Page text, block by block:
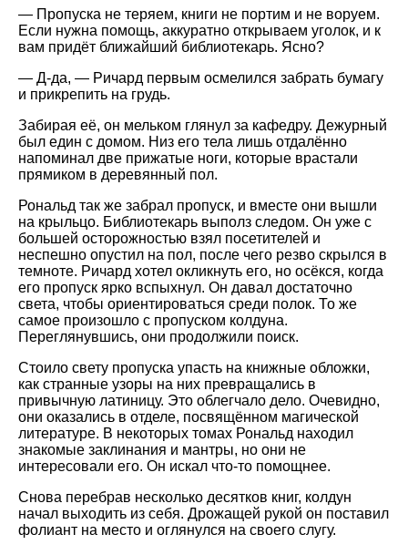
— Пропуска не теряем, книги не портим и не воруем.
Если нужна помощь, аккуратно открываем уголок, и к
вам придёт ближайший библиотекарь. Ясно?
— Д-да, — Ричард первым осмелился забрать бумагу
и прикрепить на грудь.
Забирая её, он мельком глянул за кафедру. Дежурный
был един с домом. Низ его тела лишь отдалённо
напоминал две прижатые ноги, которые врастали
прямиком в деревянный пол.
Рональд так же забрал пропуск, и вместе они вышли
на крыльцо. Библиотекарь выполз следом. Он уже с
большей осторожностью взял посетителей и
неспешно опустил на пол, после чего резво скрылся в
темноте. Ричард хотел окликнуть его, но осёкся, когда
его пропуск ярко вспыхнул. Он давал достаточно
света, чтобы ориентироваться среди полок. То же
самое произошло с пропуском колдуна.
Переглянувшись, они продолжили поиск.
Стоило свету пропуска упасть на книжные обложки,
как странные узоры на них превращались в
привычную латиницу. Это облегчало дело. Очевидно,
они оказались в отделе, посвящённом магической
литературе. В некоторых томах Рональд находил
знакомые заклинания и мантры, но они не
интересовали его. Он искал что-то помощнее.
Снова перебрав несколько десятков книг, колдун
начал выходить из себя. Дрожащей рукой он поставил
фолиант на место и оглянулся на своего слугу.